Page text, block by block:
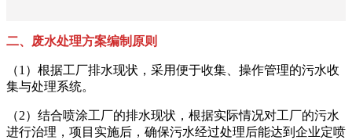
二、废水处理方案编制原则
（1）根据工厂排水现状，采用便于收集、操作管理的污水收
集与处理系统。
（2）结合喷涂工厂的排水现状，根据实际情况对工厂的污水
进行治理，项目实施后，确保污水经过处理后能达到企业定喷